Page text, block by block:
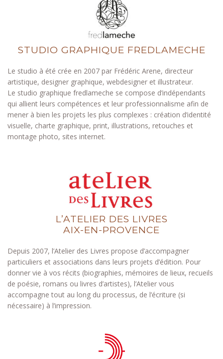
STUDIO GRAPHIQUE FREDLAMECHE
Le studio à été crée en 2007 par Frédéric Arene, directeur
artistique, designer graphique, webdesigner et illustrateur.
Le studio graphique fredlameche se compose d’indépendants
qui allient leurs compétences et leur professionnalisme afin de
mener à bien les projets les plus complexes : création d’identité
visuelle, charte graphique, print, illustrations, retouches et
montage photo, sites internet.
L’ATELIER DES LIVRES
AIX-EN-PROVENCE
Depuis 2007, l’Atelier des Livres propose d’accompagner
particuliers et associations dans leurs projets d’édition. Pour
donner vie à vos récits (biographies, mémoires de lieux, recueils
de poésie, romans ou livres d’artistes), l’Atelier vous
accompagne tout au long du processus, de l’écriture (si
nécessaire) à l’impression.